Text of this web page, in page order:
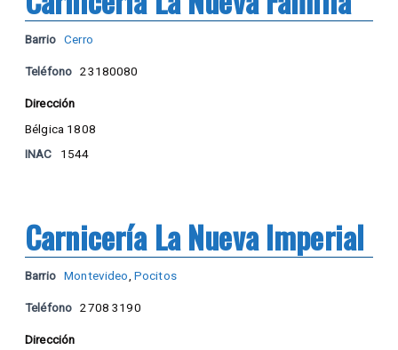
Barrio Cerro
Teléfono 23180080
Dirección
Bélgica 1808
INAC
1544
Carnicería La Nueva Imperial
Barrio Montevideo Pocitos
Teléfono 2708 3190
Dirección